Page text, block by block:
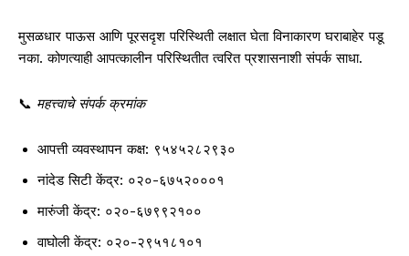
मुसळधार पाऊस आणि पूरसदृश परिस्थिती लक्षात घेता विनाकारण घराबाहेर पडू
नका. कोणत्याही आपत्कालीन परिस्थितीत त्वरित प्रशासनाशी संपर्क साधा.
📞 महत्त्वाचे संपर्क क्रमांक
आपत्ती व्यवस्थापन कक्ष: ९५४५२८२९३०
नांदेड सिटी केंद्र: ०२०-६७५२०००१
मारुंजी केंद्र: ०२०-६७९९२१००
वाघोली केंद्र: ०२०-२९५१८१०१